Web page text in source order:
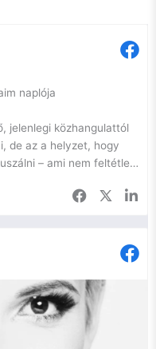
naplója
jelenlegi közhangulattól
de az a helyzet, hogy
– ami nem feltétlen
ennyivel is sikerül
hangokat.
hogy – bár